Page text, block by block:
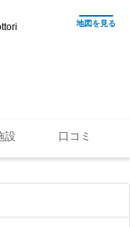
設 口コミ